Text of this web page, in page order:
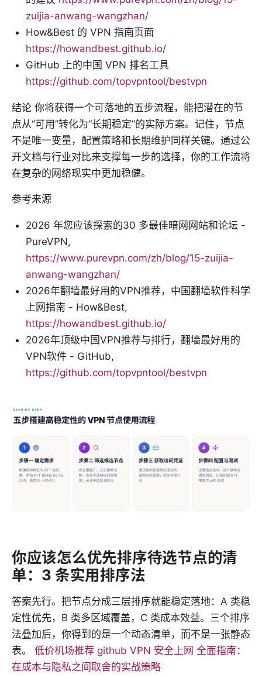
zuijia-anwang-wangzhan/
How&Best 的 VPN 指南页面
https://howandbest.github.io/
GitHub 上的中国 VPN 排名工具
https://github.com/topvpntool/bestvpn
结论 你将获得一个可落地的五步流程，能把潜在的节
点从“可用”转化为“长期稳定”的实际方案。记住，节点
不是唯一变量，配置策略和长期维护同样关键。通过公
开文档与行业对比来支撑每一步的选择，你的工作流将
在复杂的网络现实中更加稳健。
参考来源
2026 年您应该探索的30 多最佳暗网网站和论坛 -
PureVPN,
https://www.purevpn.com/zh/blog/15-zuijia-
anwang-wangzhan/
2026年翻墙最好用的VPN推荐，中国翻墙软件科学
上网指南 - How&Best,
https://howandbest.github.io/
2026年顶级中国VPN推荐与排行，翻墙最好用的
VPN软件 - GitHub,
https://github.com/topvpntool/bestvpn
你应该怎么优先排序待选节点的清
单：3 条实用排序法
答案先行。把节点分成三层排序就能稳定落地：A 类稳
定性优先，B 类多区域覆盖，C 类成本效益。三个排序
法叠加后，你得到的是一个动态清单，而不是一张静态
表。 低价机场推荐 github VPN 安全上网 全面指南：
在成本与隐私之间取舍的实战策略